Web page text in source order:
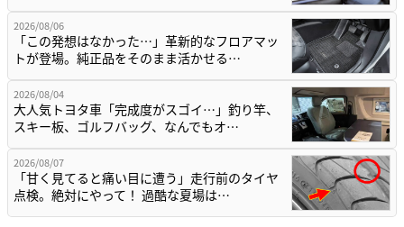
2026/08/06
「この発想はなかった…」革新的なフロアマッ
トが登場。純正品をそのまま活かせる…
2026/08/04
大人気トヨタ車「完成度がスゴイ…」釣り竿、
スキー板、ゴルフバッグ、なんでもオ…
2026/08/07
「甘く見てると痛い目に遭う」走行前のタイヤ
点検。絶対にやって！ 過酷な夏場は…